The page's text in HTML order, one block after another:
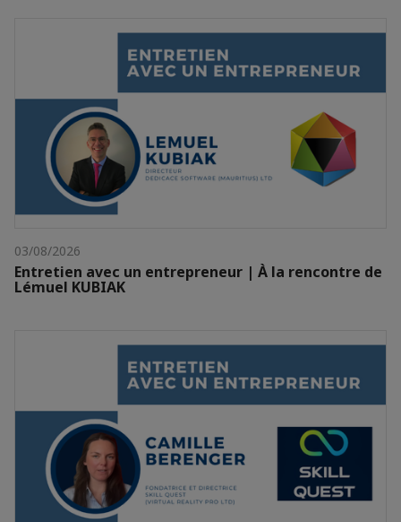
03/08/2026
Entretien avec un entrepreneur | À la rencontre de
Lémuel KUBIAK